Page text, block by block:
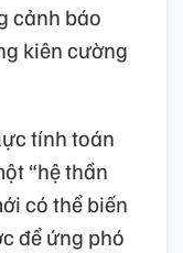
cảnh báo
kiên cường
tính toán
“hệ thần
có thể biến
để ứng phó